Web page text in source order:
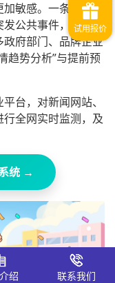
敏感。一条游客吐
公共事件，都可能
府部门、品牌企业
趋势分析”与提前预
台，对新闻网站、
全网实时监测，及
统 →
绍 联系我们